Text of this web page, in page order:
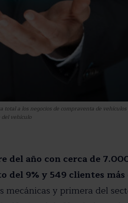
a los negocios de compraventa de
del vehículo
del año con cerca de
del 9% y 549 clientes
mecánicas y primera del
del motor en tu email.